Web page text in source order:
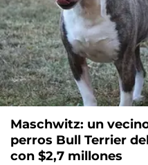
Maschwitz: un
perros Bull Terrier
con $2,7 millones